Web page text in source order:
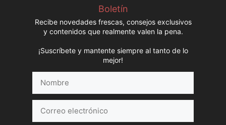
Boletín
Recibe novedades frescas, consejos exclusivos
y contenidos que realmente valen la pena.
¡Suscríbete y mantente siempre al tanto de lo
mejor!
electrónico